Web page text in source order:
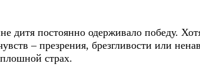
дитя постоянно одерживало победу.
– презрения, брезгливости или
страх.